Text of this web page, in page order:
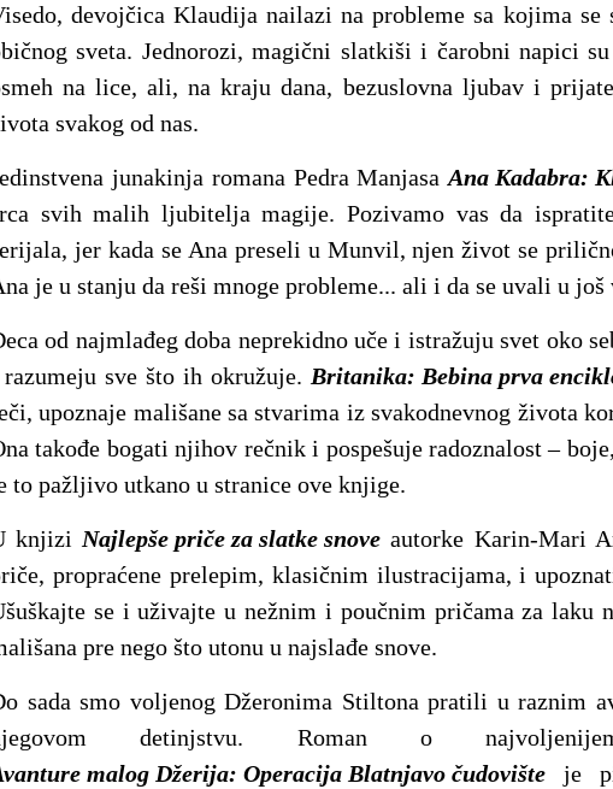
devojčica Klaudija nailazi na probleme sa kojima
sveta. Jednorozi, magični slatkiši i čarobni napici
na lice, ali, na kraju dana, bezuslovna ljubav i
svakog od nas.
junakinja romana Pedra ManjasaAna Kadabra:
svih malih ljubitelja magije. Pozivamo vas da
jer kada se Ana preseli u Munvil, njen život se
je u stanju da reši mnoge probleme... ali i da se uvali u još
od najmlađeg doba neprekidno uče i istražuju svet oko
sve što ih okružuje. Britanika: Bebina prva
upoznaje mališane sa stvarima iz svakodnevnog života
takođe bogati njihov rečnik i pospešuje radoznalost –
to pažljivo utkano u stranice ove knjige.
knjiziNajlepše priče za slatke snove autorke Karin-Mari
propraćene prelepim, klasičnim ilustracijama, i
se i uživajte u nežnim i poučnim pričama za laku
pre nego što utonu u najslađe snove.
sada smo voljenog Džeronima Stiltona pratili u raznim
detinjstvu. Roman o
malog Džerija: Operacija Blatnjavo čudovište je